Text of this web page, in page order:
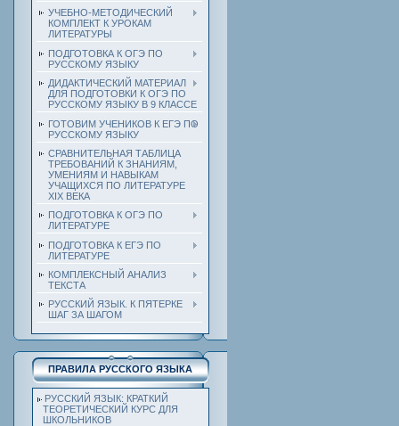
УЧЕБНО-МЕТОДИЧЕСКИЙ
КОМПЛЕКТ К УРОКАМ
ЛИТЕРАТУРЫ
ПОДГОТОВКА К ОГЭ ПО
РУССКОМУ ЯЗЫКУ
ДИДАКТИЧЕСКИЙ МАТЕРИАЛ
ДЛЯ ПОДГОТОВКИ К ОГЭ ПО
РУССКОМУ ЯЗЫКУ В 9 КЛАССЕ
ГОТОВИМ УЧЕНИКОВ К ЕГЭ ПО
РУССКОМУ ЯЗЫКУ
СРАВНИТЕЛЬНАЯ ТАБЛИЦА
ТРЕБОВАНИЙ К ЗНАНИЯМ,
УМЕНИЯМ И НАВЫКАМ
УЧАЩИХСЯ ПО ЛИТЕРАТУРЕ
ХIХ ВЕКА
ПОДГОТОВКА К ОГЭ ПО
ЛИТЕРАТУРЕ
ПОДГОТОВКА К ЕГЭ ПО
ЛИТЕРАТУРЕ
КОМПЛЕКСНЫЙ АНАЛИЗ
ТЕКСТА
РУССКИЙ ЯЗЫК. К ПЯТЕРКЕ
ШАГ ЗА ШАГОМ
ПРАВИЛА РУССКОГО ЯЗЫКА
РУССКИЙ ЯЗЫК: КРАТКИЙ
ТЕОРЕТИЧЕСКИЙ КУРС ДЛЯ
ШКОЛЬНИКОВ